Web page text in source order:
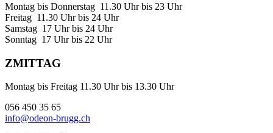
Montag bis Donnerstag 11.30 Uhr bis 23 Uhr
Freitag 11.30 Uhr bis 24 Uhr
Samstag 17 Uhr bis 24 Uhr
Sonntag 17 Uhr bis 22 Uhr
ZMITTAG
Montag bis Freitag 11.30 Uhr bis 13.30 Uhr
056 450 35 65
info@odeon-brugg.ch